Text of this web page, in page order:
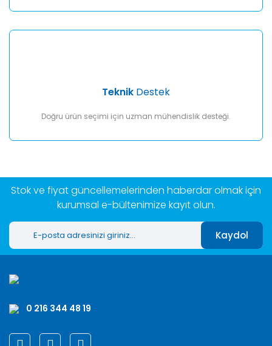
Teknik Destek
Doğru ürün seçimi için uzman mühendislik desteği.
Stok ve fiyat güncellemelerinden haberdar olmak için
kurumsal e-bültenimize kayıt olun.
Kaydol
0 216 344 48 19